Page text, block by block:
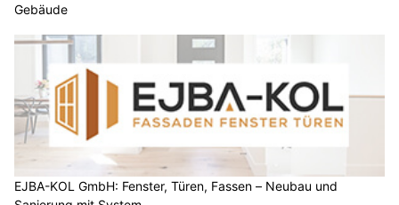
Gebäude
EJBA-KOL GmbH: Fenster, Türen, Fassen – Neubau und